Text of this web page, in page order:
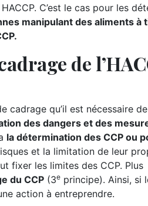
C’est le cas pour les
manipulant des aliments à
de
cadrage qu’il est nécessaire
des dangers et des
la détermination des CCP ou
et la limitation de leur
fixer les limites des CCP. Plus
du CCP (3e principe). Ainsi, si
action à entreprendre.